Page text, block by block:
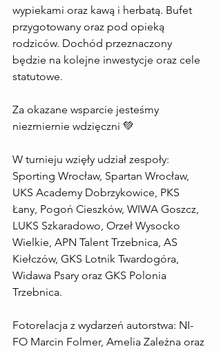
wypiekami oraz kawą i herbatą. Bufet
przygotowany oraz pod opieką
rodziców. Dochód przeznaczony
będzie na kolejne inwestycje oraz cele
statutowe.
Za okazane wsparcie jesteśmy
niezmiernie wdzięczni 💚
W turnieju wzięły udział zespoły:
Sporting Wrocław, Spartan Wrocław,
UKS Academy Dobrzykowice, PKS
Łany, Pogoń Cieszków, WIWA Goszcz,
LUKS Szkaradowo, Orzeł Wysocko
Wielkie, APN Talent Trzebnica, AS
Kiełczów, GKS Lotnik Twardogóra,
Widawa Psary oraz GKS Polonia
Trzebnica.
Fotorelacja z wydarzeń autorstwa: NI-
FO Marcin Folmer, Amelia Zależna oraz